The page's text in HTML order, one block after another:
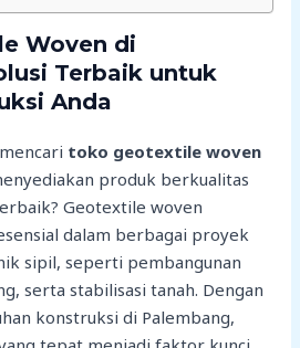
Woven di
Terbaik untuk
Anda
toko geotextile woven
produk berkualitas
Geotextile woven
dalam berbagai proyek
sipil, seperti pembangunan
serta stabilisasi tanah. Dengan
konstruksi di Palembang,